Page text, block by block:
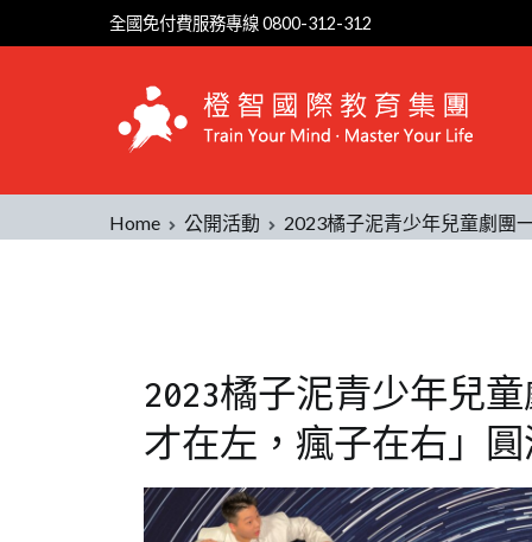
全國免付費服務專線 0800-312-312
Home 公開活動 2023橘子泥青少年兒童劇團
2023橘子泥青少年兒
才在左，瘋子在右」